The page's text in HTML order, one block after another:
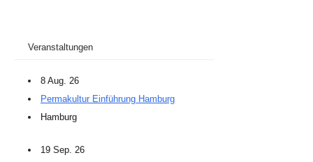
Veranstaltungen
8 Aug. 26
Permakultur Einführung Hamburg
Hamburg
19 Sep. 26